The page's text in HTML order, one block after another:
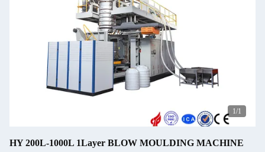
1/1
HY 200L-1000L 1Layer BLOW MOULDING MACHINE